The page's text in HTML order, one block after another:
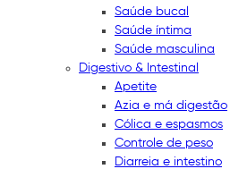
Saúde bucal
Saúde íntima
Saúde masculina
Digestivo & Intestinal
Apetite
Azia e má digestão
Cólica e espasmos
Controle de peso
Diarreia e intestino